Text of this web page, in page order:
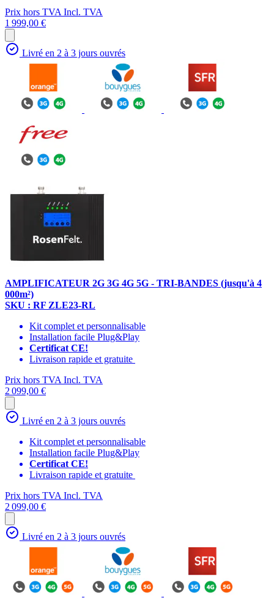
Prix hors TVAIncl. TVA
1 999,00 €
Livré en 2 à 3 jours ouvrés
AMPLIFICATEUR 2G 3G 4G 5G - TRI-BANDES (jusqu'à 4
000m²)
SKU : RF ZLE23-RL
Kit complet et personnalisable
Installation facile Plug&Play
Certificat CE!
Livraison rapide et gratuite
Prix hors TVAIncl. TVA
2 099,00 €
Livré en 2 à 3 jours ouvrés
Kit complet et personnalisable
Installation facile Plug&Play
Certificat CE!
Livraison rapide et gratuite
Prix hors TVAIncl. TVA
2 099,00 €
Livré en 2 à 3 jours ouvrés